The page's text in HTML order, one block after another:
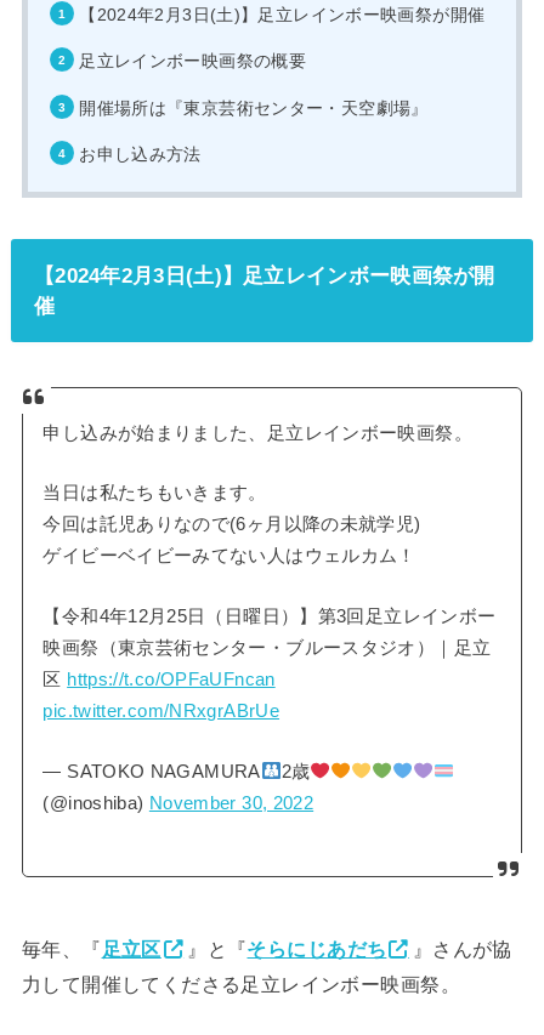
【2024年2月3日(土)】足立レインボー映画祭が開催
足立レインボー映画祭の概要
開催場所は『東京芸術センター・天空劇場』
お申し込み方法
【2024年2月3日(土)】足立レインボー映画祭が開
催
申し込みが始まりました、足立レインボー映画祭。
当日は私たちもいきます。
今回は託児ありなので(6ヶ月以降の未就学児)
ゲイビーベイビーみてない人はウェルカム！
【令和4年12月25日（日曜日）】第3回足立レインボー
映画祭（東京芸術センター・ブルースタジオ）｜足立
区 https://t.co/OPFaUFncan
pic.twitter.com/NRxgrABrUe
— SATOKO NAGAMURA
2歳
(@inoshiba) November 30, 2022
毎年、『 足立区 』と『そらにじあだち
』さんが協
力して開催してくださる足立レインボー映画祭。